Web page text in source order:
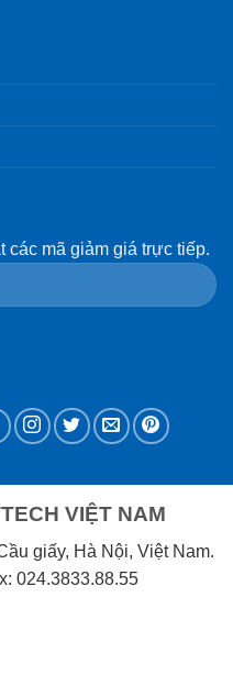
các mã giảm giá trực tiếp.
VIỆT NAM
giấy, Hà Nội, Việt Nam.
024.3833.88.55